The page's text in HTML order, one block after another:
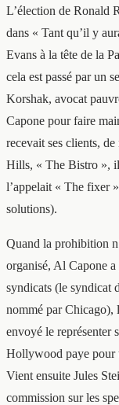
L’élection de Ronald
dans « Tant qu’il y
Evans à la tête de la
cela est passé par un
Korshak, avocat
Capone pour faire
recevait ses clients,
Hills, « The Bistro », il
l’appelait « The fixer
solutions).
Quand la prohibition
organisé, Al Capone a
syndicats (le syndicat
nommé par Chicago),
envoyé le représenter
Hollywood paye pour
Vient ensuite Jules
commission sur les